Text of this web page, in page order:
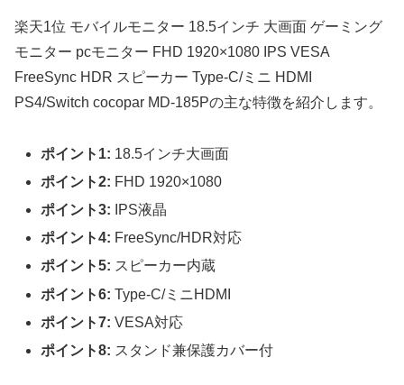
楽天1位 モバイルモニター 18.5インチ 大画面 ゲーミング
モニター pcモニター FHD 1920×1080 IPS VESA
FreeSync HDR スピーカー Type-C/ミニ HDMI
PS4/Switch cocopar MD-185Pの主な特徴を紹介します。
ポイント1: 18.5インチ大画面
ポイント2: FHD 1920×1080
ポイント3: IPS液晶
ポイント4: FreeSync/HDR対応
ポイント5: スピーカー内蔵
ポイント6: Type-C/ミニHDMI
ポイント7: VESA対応
ポイント8: スタンド兼保護カバー付